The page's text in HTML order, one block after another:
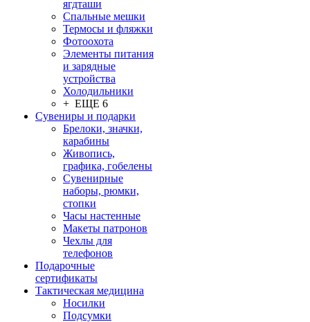
ягдташи
Спальные мешки
Термосы и фляжки
Фотоохота
Элементы питания
и зарядные
устройства
Холодильники
+ ЕЩЕ 6
Сувениры и подарки
Брелоки, значки,
карабины
Живопись,
графика, гобелены
Сувенирные
наборы, рюмки,
стопки
Часы настенные
Макеты патронов
Чехлы для
телефонов
Подарочные
сертификаты
Тактическая медицина
Носилки
Подсумки